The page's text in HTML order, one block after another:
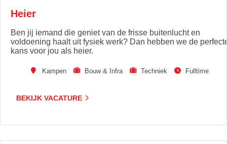
Heier
Ben jij iemand die geniet van de frisse buitenlucht en
voldoening haalt uit fysiek werk? Dan hebben we de
kans voor jou als heier.
Kampen Bouw & Infra Techniek Fulltime
BEKIJK VACATURE